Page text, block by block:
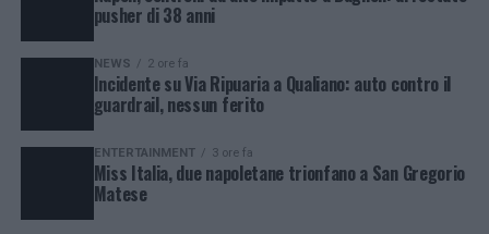
pusher di 38 anni
NEWS 2 ore fa
Incidente su Via Ripuaria a Qualiano: auto contro il
guardrail, nessun ferito
ENTERTAINMENT 3 ore fa
Miss Italia, due napoletane trionfano a San Gregorio
Matese